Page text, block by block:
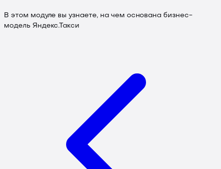
В этом модуле вы узнаете, на чем основана бизнес-
модель Яндекс.Такси